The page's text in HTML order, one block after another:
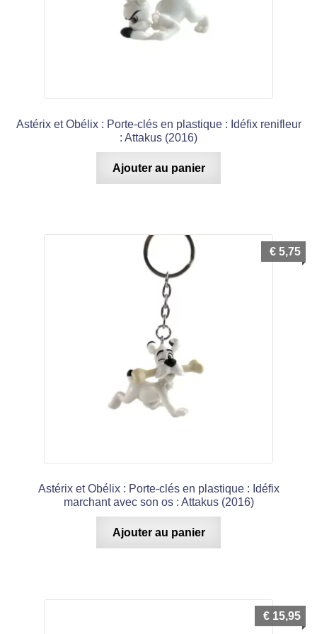
Astérix et Obélix : Porte-clés en plastique : Idéfix renifleur
: Attakus (2016)
Ajouter au panier
Astérix et Obélix : Porte-clés en plastique : Idéfix
marchant avec son os : Attakus (2016)
€ 5,75
Ajouter au panier
€ 15,95